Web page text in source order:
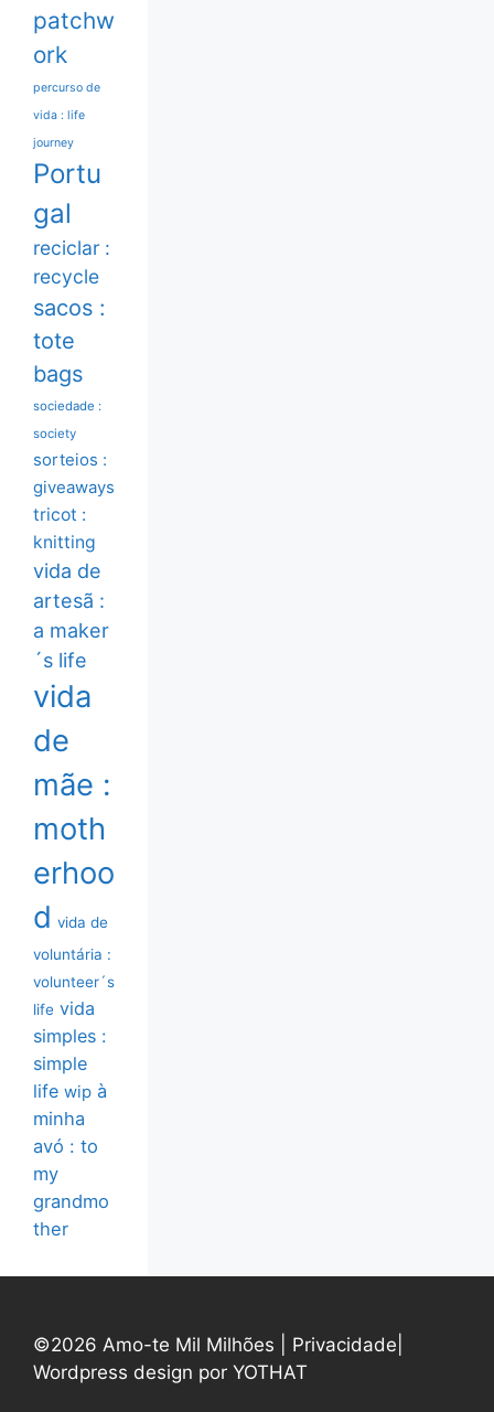
patchw
ork
percurso de
vida : life
journey
Portu
gal
reciclar :
recycle
sacos :
tote
bags
sociedade :
society
sorteios :
giveaways
tricot :
knitting
vida de
artesã :
a maker
´s life
vida
de
mãe :
moth
erhoo
d vida de
voluntária :
volunteer´s
life vida
simples :
simple
life wip à
minha
avó : to
my
grandmo
ther
©2026 Amo-te Mil Milhões | Privacidade
Wordpress design por YOTHAT